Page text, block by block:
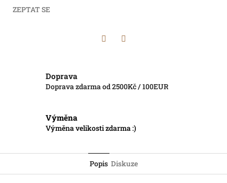
ZEPTAT SE
Doprava
Doprava zdarma od 2500Kč / 100EUR
Výměna
Výměna velikosti zdarma :)
Popis Diskuze